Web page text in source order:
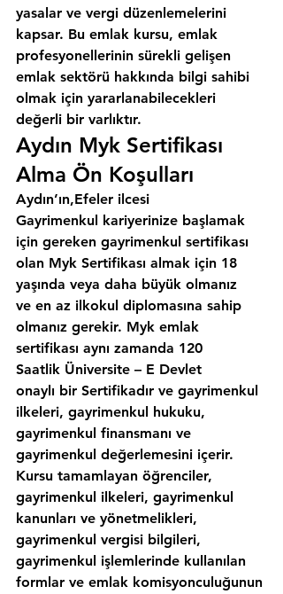
yasalar ve vergi düzenlemelerini
kapsar. Bu emlak kursu, emlak
profesyonellerinin sürekli gelişen
emlak sektörü hakkında bilgi sahibi
olmak için yararlanabilecekleri
değerli bir varlıktır.
Aydın Myk Sertifikası
Alma Ön Koşulları
Aydın’ın,Efeler ilcesi
Gayrimenkul kariyerinize başlamak
için gereken gayrimenkul sertifikası
olan Myk Sertifikası almak için 18
yaşında veya daha büyük olmanız
ve en az ilkokul diplomasına sahip
olmanız gerekir. Myk emlak
sertifikası aynı zamanda 120
Saatlik Üniversite – E Devlet
onaylı bir Sertifikadır ve gayrimenkul
ilkeleri, gayrimenkul hukuku,
gayrimenkul finansmanı ve
gayrimenkul değerlemesini içerir.
Kursu tamamlayan öğrenciler,
gayrimenkul ilkeleri, gayrimenkul
kanunları ve yönetmelikleri,
gayrimenkul vergisi bilgileri,
gayrimenkul işlemlerinde kullanılan
formlar ve emlak komisyonculuğunun